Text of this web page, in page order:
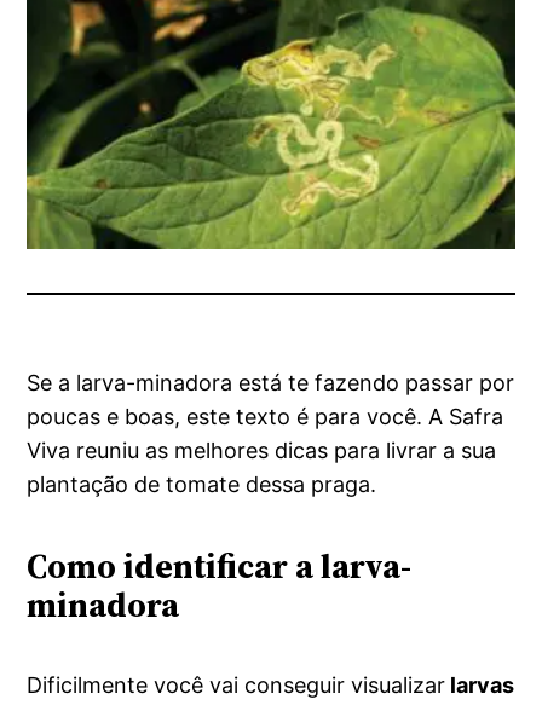
Se a larva-minadora está te fazendo passar por
poucas e boas, este texto é para você. A Safra
Viva reuniu as melhores dicas para livrar a sua
plantação de tomate dessa praga.
Como identificar a larva-
minadora
Dificilmente você vai conseguir visualizar larvas